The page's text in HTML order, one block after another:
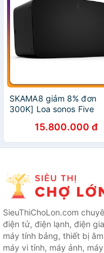
SKAMA8 giảm 8% đơn
300K] Loa sonos Five
15.800.000 đ
SieuThiChoLon.com
điện tử, điện lạnh, điện
máy tính bảng, thiết bị
máy vi tính, máy ảnh,